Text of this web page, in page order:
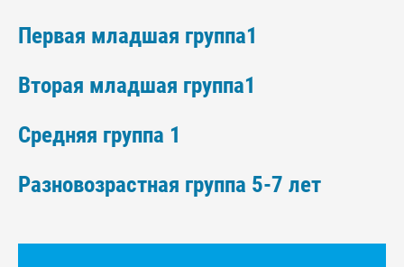
Первая младшая группа1
Вторая младшая группа1
Средняя группа 1
Разновозрастная группа 5-7 лет